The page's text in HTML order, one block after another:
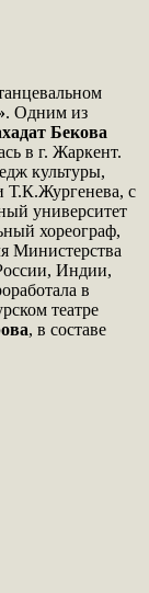
. Одним из
Бекова
в г. Жаркент.
культуры,
с
университет
хореограф,
Министерства
Индии,
в
театре
, в составе